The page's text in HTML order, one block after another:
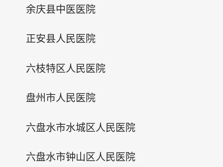
余庆县中医医院
正安县人民医院
六枝特区人民医院
盘州市人民医院
六盘水市水城区人民医院
六盘水市钟山区人民医院